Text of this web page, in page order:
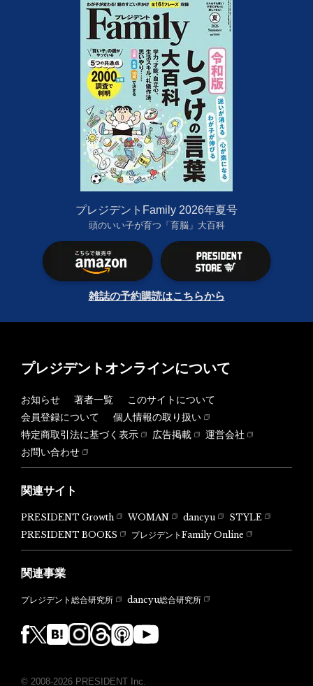
プレジデントFamily 2026年夏号
頭のいい子が育つ「育脳」大百科
雑誌の予約購読はこちらから
プレジデントオンラインについて
お知らせ 著者一覧
このサイトについて
会員登録について
個人情報の取り扱い
特定商取引法に基づく表示
広告掲載
運営会社
お問い合わせ
関連サイト
PRESIDENT Growth WOMAN dancyu
STYLE
PRESIDENT BOOKS
プレジデントFamily Online
関連事業
プレジデント総合研究所 dancyu総合研究所
© 2008-2026 PRESIDENT Inc.